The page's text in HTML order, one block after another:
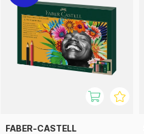
FABER-CASTELL